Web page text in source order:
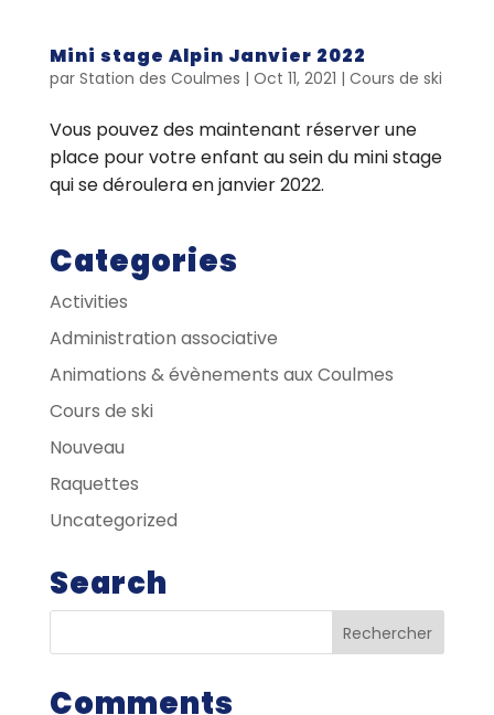
Mini stage Alpin Janvier 2022
par Station des Coulmes | Oct 11, 2021 | Cours de ski
Vous pouvez des maintenant réserver une
place pour votre enfant au sein du mini stage
qui se déroulera en janvier 2022.
Categories
Activities
Administration associative
Animations & évènements aux Coulmes
Cours de ski
Nouveau
Raquettes
Uncategorized
Search
Comments